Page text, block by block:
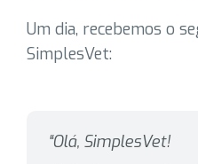
Um dia, recebemos o
SimplesVet:
“Olá, SimplesVet!